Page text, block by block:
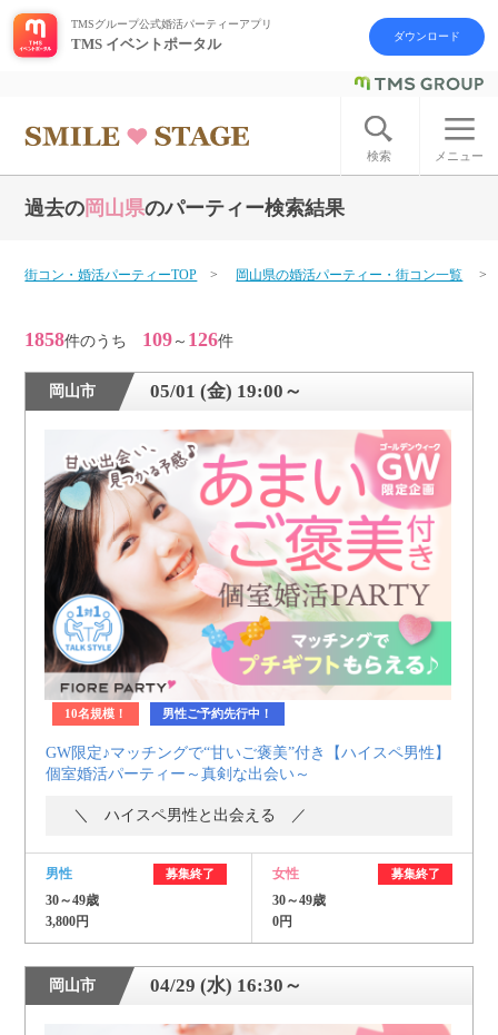
ログイン アカウント登録
はじめての方へ
今週の婚活パーティー
婚活パーティーの流れ
よくあるご質問
アフターアプローチとは
お問い合わせ
利用規約
個人情報保護方針 launch
子どもの安全基準に関するポリシーlaunch
運営会社launch
公式アカウントで最新情報を配信中！
の中から
おすすめの優良結婚相談所をご紹介
TMSグループ公式婚活パーティーアプリ
TMS イベントポータル ダウンロード
検索 メニュー
過去の岡山県のパーティー検索結果
街コン・婚活パーティーTOP 岡山県の婚活パーティー・街コン一覧
1858件のうち 109 ～ 126件
岡山市 05/01 (金) 19:00～
10名規模！ 男性ご予約先行中！
GW限定♪マッチングで“甘いご褒美”付き【ハイスペ男性】
個室婚活パーティー～真剣な出会い～
＼ ハイスペ男性と出会える ／
男性 募集終了
30～49歳
3,800円
女性 募集終了
30～49歳
0円
岡山市 04/29 (水) 16:30～